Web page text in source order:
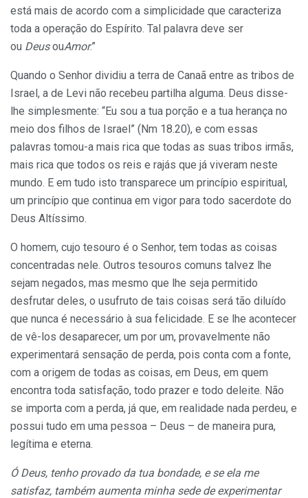
está mais de acordo com a simplicidade que caracteriza
toda a operação do Espírito. Tal palavra deve ser
ou DeusouAmor.”
Quando o Senhor dividiu a terra de Canaã entre as tribos de
Israel, a de Levi não recebeu partilha alguma. Deus disse-
lhe simplesmente: “Eu sou a tua porção e a tua herança no
meio dos filhos de Israel” (Nm 18.20), e com essas
palavras tomou-a mais rica que todas as suas tribos irmãs,
mais rica que todos os reis e rajás que já viveram neste
mundo. E em tudo isto transparece um princípio espiritual,
um princípio que continua em vigor para todo sacerdote do
Deus Altíssimo.
O homem, cujo tesouro é o Senhor, tem todas as coisas
concentradas nele. Outros tesouros comuns talvez lhe
sejam negados, mas mesmo que lhe seja permitido
desfrutar deles, o usufruto de tais coisas será tão diluído
que nunca é necessário à sua felicidade. E se lhe acontecer
de vê-los desaparecer, um por um, provavelmente não
experimentará sensação de perda, pois conta com a fonte,
com a origem de todas as coisas, em Deus, em quem
encontra toda satisfação, todo prazer e todo deleite. Não
se importa com a perda, já que, em realidade nada perdeu, e
possui tudo em uma pessoa – Deus – de maneira pura,
legítima e eterna.
Ó Deus, tenho provado da tua bondade, e se ela me
satisfaz, também aumenta minha sede de experimentar